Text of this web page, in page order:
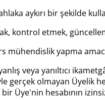
aykırı bir şekilde
kontrol etmek,
yapma
veya yanıltıcı
gerçek olmayan Üyelik
Üye'nin hesabının